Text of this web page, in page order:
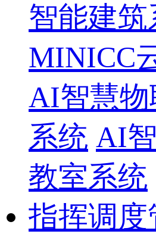
智能建筑
MINICC
AI智慧物
系统 AI
教室系统
指挥调度